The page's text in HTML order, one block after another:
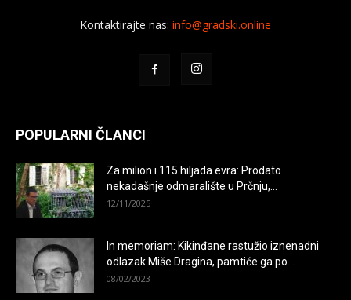
Kontaktirajte nas: info@gradski.online
POPULARNI ČLANCI
Za milion i 115 hiljada evra: Prodato
nekadašnje odmaralište u Prčnju,...
12/11/2025
In memoriam: Kikinđane rastužio iznenadni
odlazak Miše Dragina, pamtiće ga po...
08/02/2023